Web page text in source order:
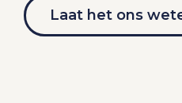
Laat het ons